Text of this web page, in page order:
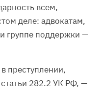
всем,
деле: адвокатам,
группе поддержки —
преступлении,
282.2 УК РФ, —